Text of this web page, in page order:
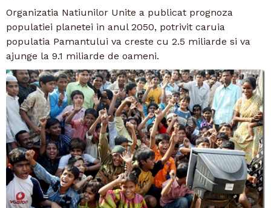
Organizatia Natiunilor Unite a publicat prognoza
populatiei planetei in anul 2050, potrivit caruia
populatia Pamantului va creste cu 2.5 miliarde si va
ajunge la 9.1 miliarde de oameni.